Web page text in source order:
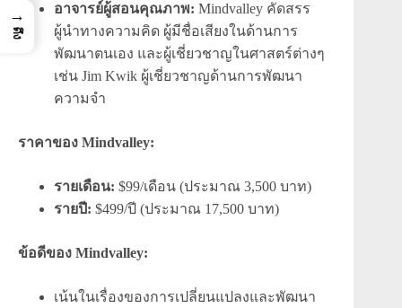
อาจารย์ผู้สอนคุณภาพ: Mindvalley คัดสรร
ผู้นำทางความคิด ผู้มีชื่อเสียงในด้านการ
พัฒนาตนเอง และผู้เชี่ยวชาญในศาสตร์ต่างๆ
เช่น Jim Kwik ผู้เชี่ยวชาญด้านการพัฒนา
ความจำ
ราคาของ Mindvalley:
รายเดือน: $99/เดือน (ประมาณ 3,500 บาท)
รายปี: $499/ปี (ประมาณ 17,500 บาท)
ข้อดีของ Mindvalley:
เน้นในเรื่องของการเปลี่ยนแปลงและพัฒนา
→
ดึง